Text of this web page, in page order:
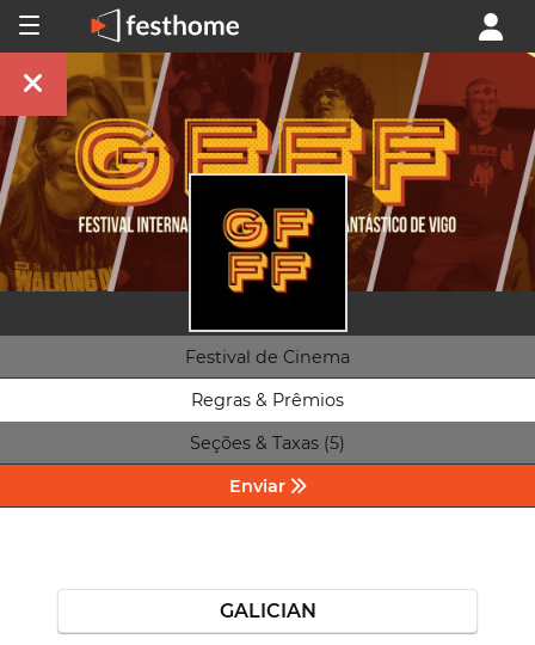
Festival de Cinema
Regras & Prêmios
Seções & Taxas (5)
Enviar
GALICIAN